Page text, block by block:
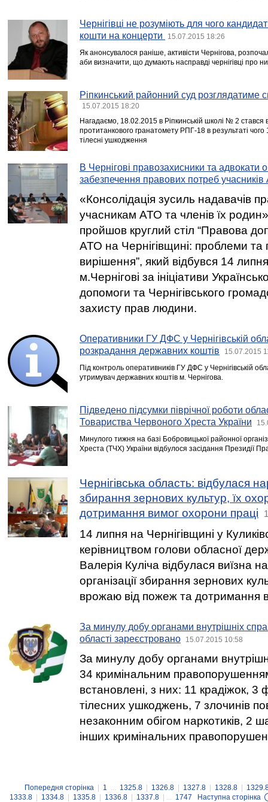
Чернігівці не розуміють для чого
кошти на концерти
15.07.2015 18:26
Як анонсувалося раніше, активісти Чернігова,
аби визначити, що думають насправді чернігівці про
Ріпкинський районний суд розглядатиме
15.07.2015 18:20
Нагадаємо, 18.02.2015 в Ріпкинській школі № 2 стався
протитанкового гранатомету РПГ-18 в результаті
тілесні ушкодження
В Чернігові правозахисники та адвокати
забезпечення правових потреб
«Консолідація зусиль надавачів
учасникам АТО та членів їх
пройшов круглий стіл “Правова
АТО на Чернігівщині: проблеми та
вирішення”, який відбувся 14
м.Чернігові за ініціативи
допомоги та Чернігівського
захисту прав людини.
Оперативники ГУ ДФС у Чернігівській
розкрадання державних коштів
15.07.2015
Під контроль оперативників ГУ ДФС у Чернігівській
утримувач державних коштів м. Чернігова.
Підведено підсумки піврічної роботи
Товариства Червоного Хреста України
Минулого тижня на базі Бобровицької районної
Хреста (ТЧХ) України відбулося засідання Президії
Чернігівська область: відбулася
збирання зернових культур, їх
дотримання вимог охорони праці
14 липня на Чернігівщині у
керівництвом голови обласної
Валерія Куліча відбулася виїзна
організації збирання зернових
врожаю від пожеж та дотримання
За минулу добу органами внутрішніх
області зареєстровано
15.07.2015 10:58
За минулу добу органами
34 кримінальним правопорушенням
встановлені, з них: 11 крадіжок, 3
тілесних ушкоджень, 7 злочинів
незаконним обігом наркотиків, 2
інших кримінальних
Попередня сторінка 1 ... 1325.8 1326.8 1327.8 1328.8
1333.8
1334.8 1335.8 1336.8 1337.8 | ... 1747 Наступна сторінка